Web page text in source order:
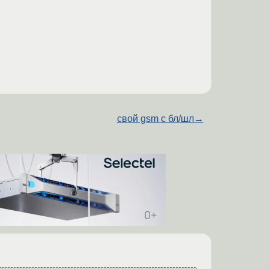
свой gsm с бл/шл→